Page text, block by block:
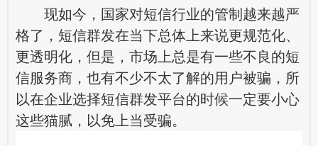
现如今，国家对短信行业的管制越来越严
格了，短信群发在当下总体上来说更规范化、
更透明化，但是，市场上总是有一些不良的短
信服务商，也有不少不太了解的用户被骗，所
以在企业选择短信群发平台的时候一定要小心
这些猫腻，以免上当受骗。